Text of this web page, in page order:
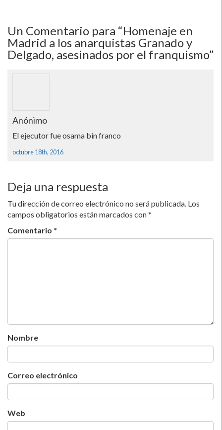
Un Comentario para “Homenaje en
Madrid a los anarquistas Granado y
Delgado, asesinados por el franquismo”
Anónimo
El ejecutor fue osama bin franco
octubre 18th, 2016
Deja una respuesta
Tu dirección de correo electrónico no será publicada. Los
campos obligatorios están marcados con*
Comentario *
Nombre
Correo electrónico
Web